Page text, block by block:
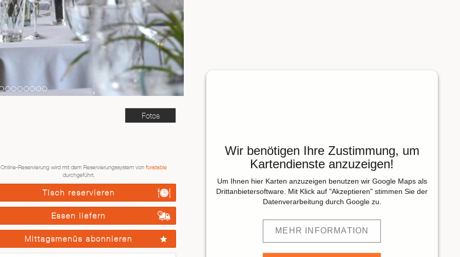
ZUR RESTAURANTSUCHE
Traditionell
Vegetarisch
Mexikanisch
Spanisch
Fotos
Reservierung wird mit dem Reservierungssystem von foratable
durchgeführt.
Tisch reservieren
Essen liefern
Mittagsmenüs abonnieren
Wir benötigen Ihre Zustimmung, um
Kartendienste anzuzeigen!
Um Ihnen hier Karten anzuzeigen benutzen wir Google Maps als
Drittanbietersoftware. Mit Klick auf "Akzeptieren" stimmen Sie der
Datenverarbeitung durch Google zu.
MEHR INFORMATION